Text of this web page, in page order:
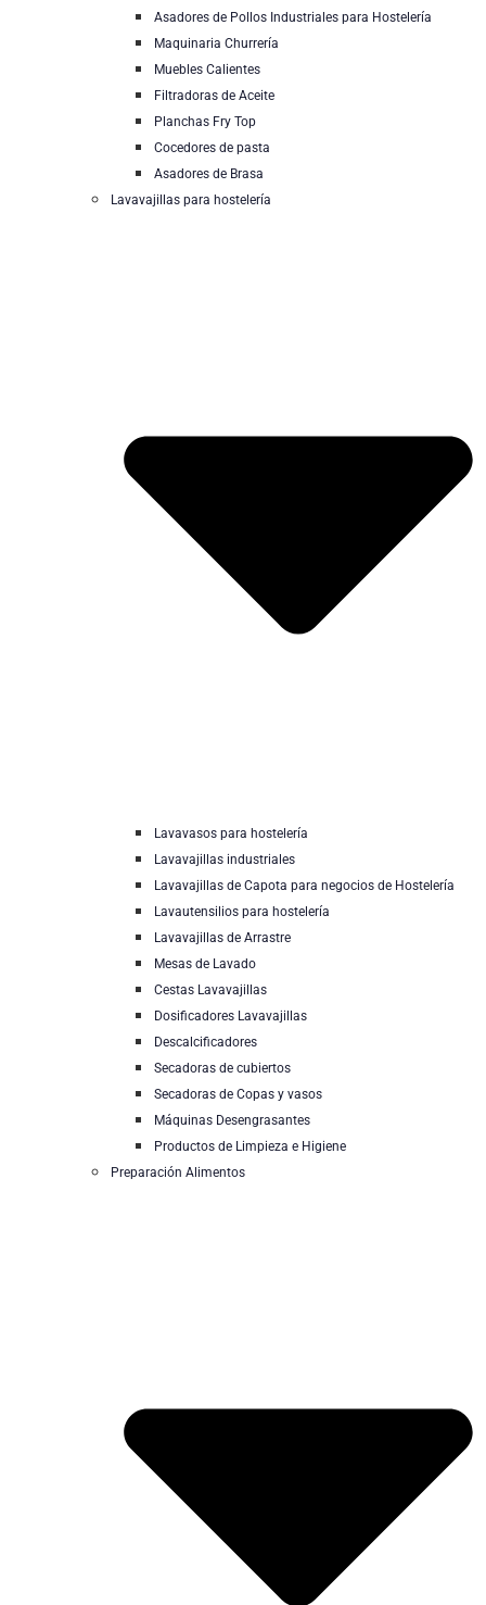
Asadores de Pollos Industriales para Hostelería
Maquinaria Churrería
Muebles Calientes
Filtradoras de Aceite
Planchas Fry Top
Cocedores de pasta
Asadores de Brasa
Lavavajillas para hostelería
Lavavasos para hostelería
Lavavajillas industriales
Lavavajillas de Capota para negocios de Hostelería
Lavautensilios para hostelería
Lavavajillas de Arrastre
Mesas de Lavado
Cestas Lavavajillas
Dosificadores Lavavajillas
Descalcificadores
Secadoras de cubiertos
Secadoras de Copas y vasos
Máquinas Desengrasantes
Productos de Limpieza e Higiene
Preparación Alimentos